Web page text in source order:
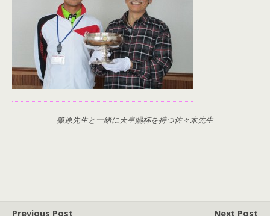
篠原先生と一緒に天皇賜杯を持つ佐々木先生
Previous Post Next Post